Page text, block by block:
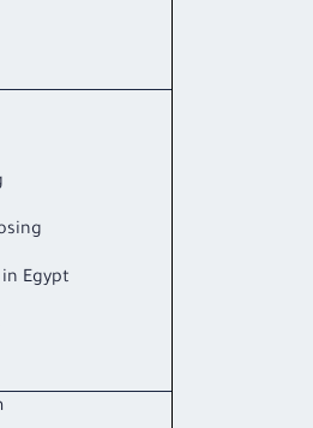
Egypt